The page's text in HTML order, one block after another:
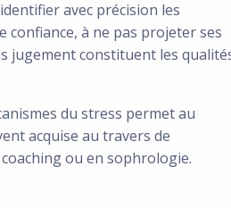
avec précision les
confiance, à ne pas projeter ses
jugement constituent les
du stress permet au
acquise au travers de
coaching ou en sophrologie.